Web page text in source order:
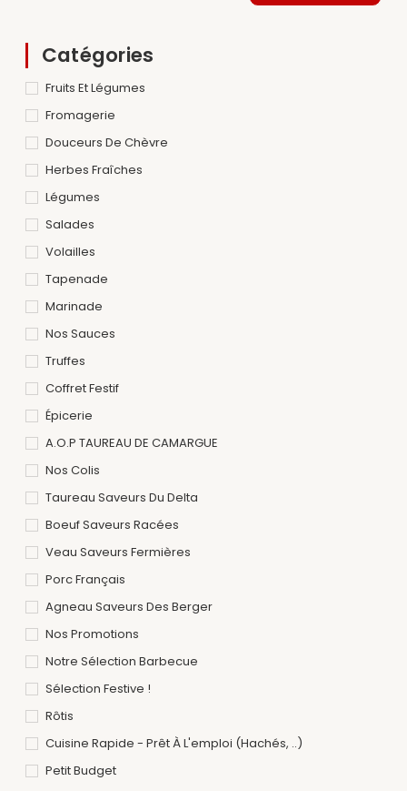
Catégories
Fruits Et Légumes
Fromagerie
Douceurs De Chèvre
Herbes Fraîches
Légumes
Salades
Volailles
Tapenade
Marinade
Nos Sauces
Truffes
Coffret Festif
Épicerie
A.O.P TAUREAU DE CAMARGUE
Nos Colis
Taureau Saveurs Du Delta
Boeuf Saveurs Racées
Veau Saveurs Fermières
Porc Français
Agneau Saveurs Des Berger
Nos Promotions
Notre Sélection Barbecue
Sélection Festive !
Rôtis
Cuisine Rapide - Prêt À L'emploi (hachés, ..)
Petit Budget